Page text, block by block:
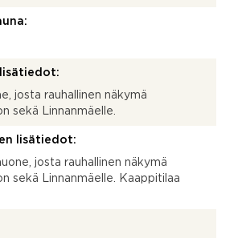
josta rauhallinen näkymä
sekä Linnanmäelle.
lisätiedot:
josta rauhallinen näkymä
sekä Linnanmäelle. Kaappitilaa